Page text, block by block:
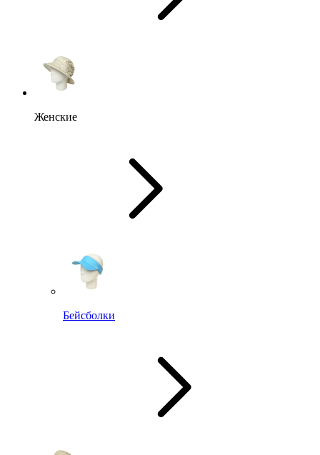
Женские
Бейсболки